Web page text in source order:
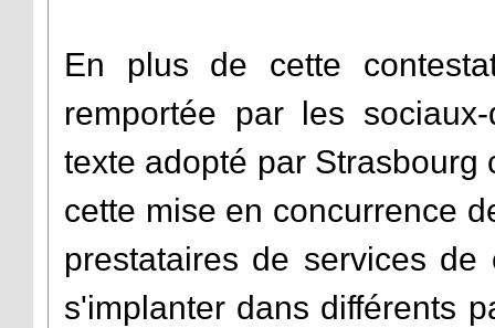
En plus de cette
remportée par les
texte adopté par Strasbourg
cette mise en concurrence
prestataires de services
s'implanter dans différents